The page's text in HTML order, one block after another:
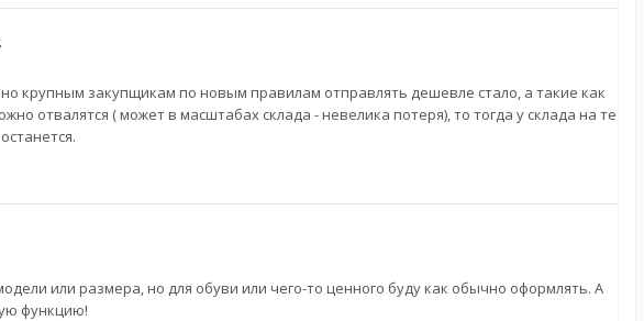
крупным закупщикам по новым правилам отправлять дешевле стало, а такие как
отвалятся ( может в масштабах склада - невелика потеря), то тогда у склада на те
или размера, но для обуви или чего-то ценного буду как обычно оформлять. А
функцию!